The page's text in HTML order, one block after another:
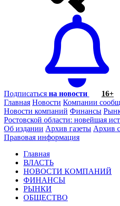
Подписаться на новости
16+
Главная Новости Компании
Новости компаний Финансы
Ростовской области: новейшая
Об издании Архив газеты Архив
Правовая информация
Главная
ВЛАСТЬ
НОВОСТИ КОМПАНИЙ
ФИНАНСЫ
РЫНКИ
ОБЩЕСТВО